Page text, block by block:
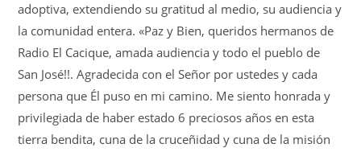
adoptiva, extendiendo su gratitud al medio, su audiencia y
la comunidad entera. «Paz y Bien, queridos hermanos de
Radio El Cacique, amada audiencia y todo el pueblo de
San José!!. Agradecida con el Señor por ustedes y cada
persona que Él puso en mi camino. Me siento honrada y
privilegiada de haber estado 6 preciosos años en esta
tierra bendita, cuna de la cruceñidad y cuna de la misión